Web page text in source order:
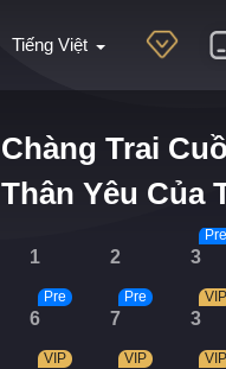
Tiếng Việt
Chàng Trai
Thân Yêu Của
1 2 3
Pre
6
Pre
7
Pre
3
VIP
VIP VIP VIP